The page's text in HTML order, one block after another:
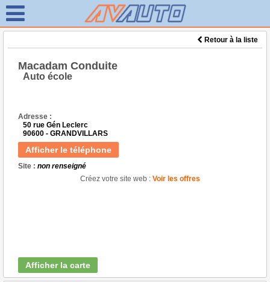
Retour à la liste
Macadam Conduite
Auto école
Adresse :
50 rue Gén Leclerc
90600 - GRANDVILLARS
Afficher le téléphone
Site : non renseigné
Créez votre site web : Voir les offres
Afficher la carte